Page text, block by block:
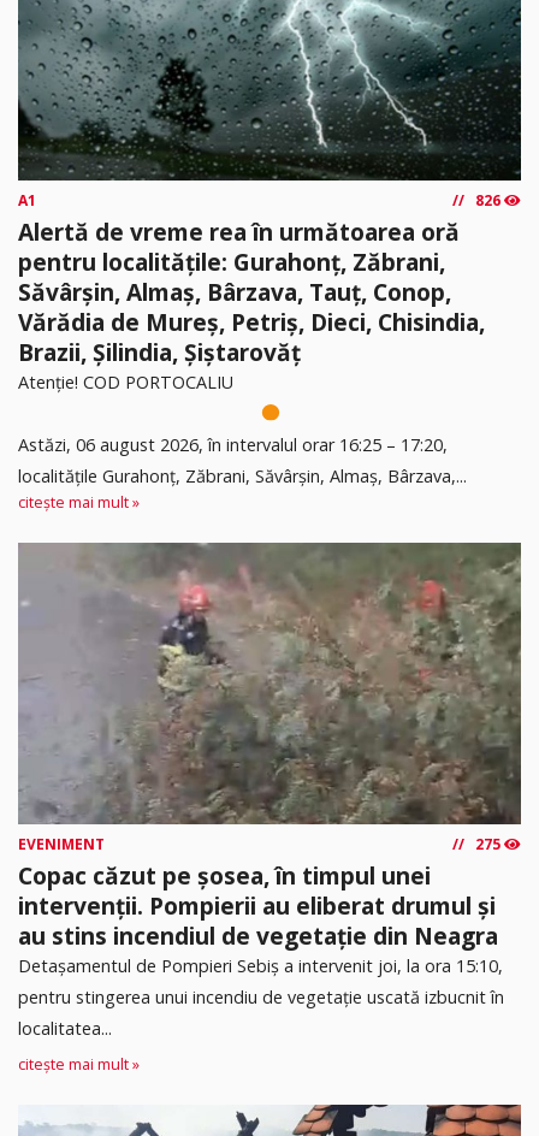
A1 826
Alertă de vreme rea în următoarea oră
pentru localitățile: Gurahonț, Zăbrani,
Săvârșin, Almaș, Bârzava, Tauț, Conop,
Vărădia de Mureș, Petriș, Dieci, Chisindia,
Brazii, Șilindia, Șiștarovăț
Atenție! COD PORTOCALIU
Astăzi, 06 august 2026, în intervalul orar 16:25 – 17:20,
localitățile Gurahonț, Zăbrani, Săvârșin, Almaș, Bârzava,...
citește mai mult »
EVENIMENT 275
Copac căzut pe șosea, în timpul unei
intervenții. Pompierii au eliberat drumul și
au stins incendiul de vegetație din Neagra
Detașamentul de Pompieri Sebiș a intervenit joi, la ora 15:10,
pentru stingerea unui incendiu de vegetație uscată izbucnit în
localitatea...
citește mai mult »